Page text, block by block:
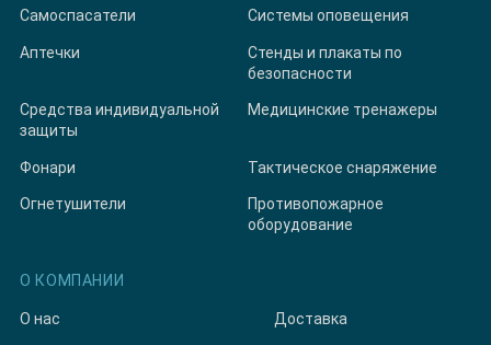
Самоспасатели Системы оповещения
Аптечки
Стенды и плакаты по
безопасности
Средства индивидуальной
защиты
Медицинские тренажеры
Фонари Тактическое снаряжение
Огнетушители
Противопожарное
оборудование
О КОМПАНИИ
О нас Доставка